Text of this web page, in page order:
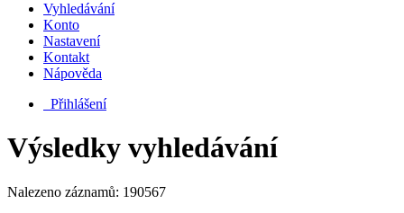
Vyhledávání
Konto
Nastavení
Kontakt
Nápověda
Přihlášení
Výsledky vyhledávání
Nalezeno záznamů: 190567